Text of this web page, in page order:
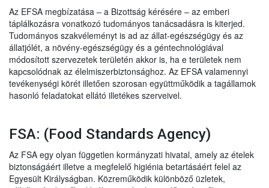
Az EFSA megbízatása – a Bizottság kérésére – az emberi
táplálkozásra vonatkozó tudományos tanácsadásra is kiterjed.
Tudományos szakvéleményt is ad az állat-egészségügy és az
állatjólét, a növény-egészségügy és a géntechnológiával
módosított szervezetek területén akkor is, ha e területek nem
kapcsolódnak az élelmiszerbiztonsághoz. Az EFSA valamennyi
tevékenységi körét illetően szorosan együttműködik a tagállamok
hasonló feladatokat ellátó illetékes szerveivel.
FSA: (Food Standards Agency)
Az FSA egy olyan független kormányzati hivatal, amely az ételek
biztonságáért illetve a megfelelő higiénia betartásáért felel az
Egyesült Királyságban. Közreműködik különböző üzletek,